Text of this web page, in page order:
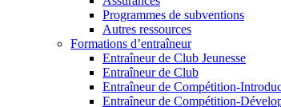
Programmes de subventions
Autres ressources
Formations d’entraîneur
Entraîneur de Club Jeunesse
Entraîneur de Club
Entraîneur de Compétition-
Entraîneur de Compétition-